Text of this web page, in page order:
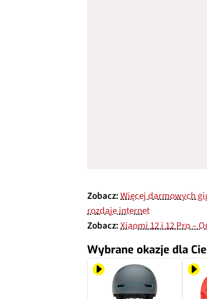
Zobacz:Więcej darmowych
rozdaje internet
Zobacz:Xiaomi 12 i 12 Pro –
Wybrane okazje dla